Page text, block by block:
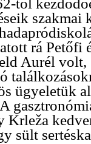
től
rá Petőfi
Aurél volt,
ügyeletük
Krleža
sült